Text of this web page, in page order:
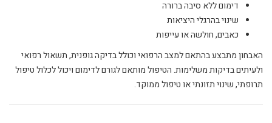
דימום ללא סיבה ברורה
שינוי בהרגלי היציאות
כאבים, חולשה או עייפות
האבחון מתבצע בהתאם למצב הרפואי וכולל בדיקה גופנית, תשאול רפואי
ולעיתים בדיקות משלימות. הטיפול מותאם לגורם לדימום ויכול לכלול טיפול
תרופתי, שינוי תזונתי או טיפול ממוקד.